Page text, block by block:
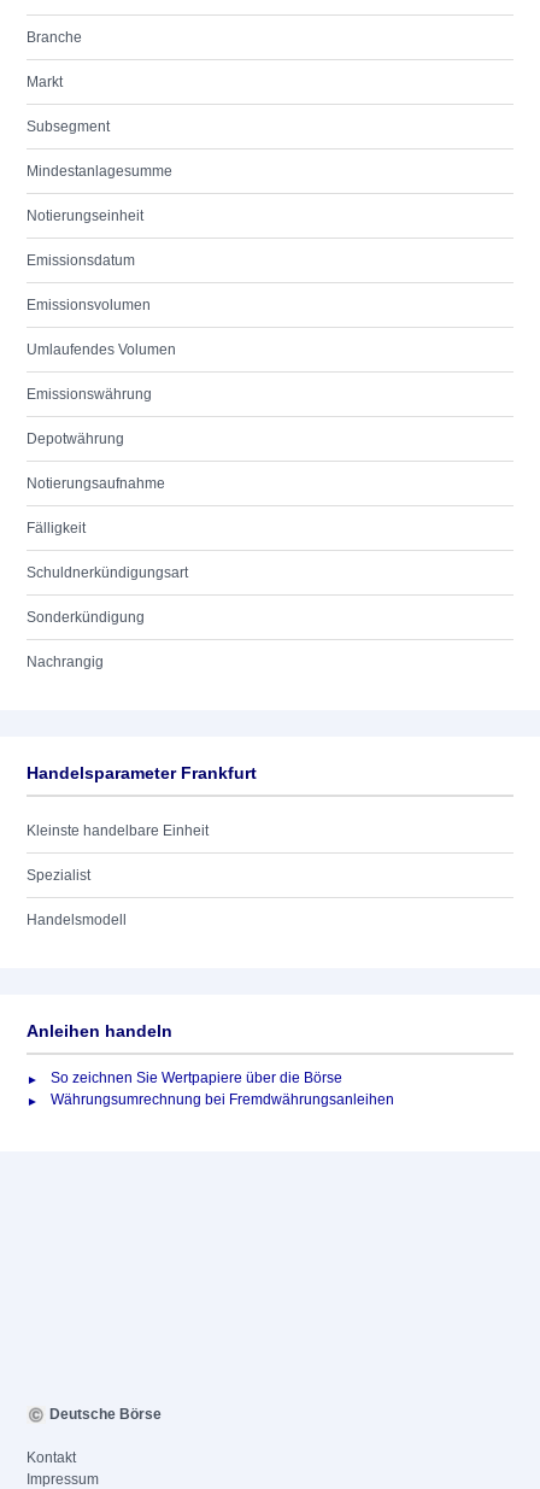
Branche
Markt
Subsegment
Mindestanlagesumme
Notierungseinheit
Emissionsdatum
Emissionsvolumen
Umlaufendes Volumen
Emissionswährung
Depotwährung
Notierungsaufnahme
Fälligkeit
Schuldnerkündigungsart
Sonderkündigung
Nachrangig
Handelsparameter Frankfurt
Kleinste handelbare Einheit
Spezialist
Handelsmodell
Anleihen handeln
So zeichnen Sie Wertpapiere über die Börse
Währungsumrechnung bei Fremdwährungsanleihen
Deutsche Börse
Kontakt
Impressum